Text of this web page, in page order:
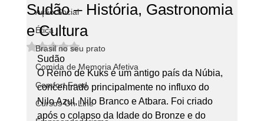
Ação Social
Ética
Brasil no seu prato
Comida de Memoria Afetiva
Comfort Food
Cursos On Line
Sudão – História, Gastronomia
e Cultura
Avaliado com NaN de 5 estrelas.
Sudão
O Reino de Kuks é um antigo país da Núbia,
concentrado principalmente no influxo do
Nilo Azul, Nilo Branco e Atbara. Foi criado
após o colapso da Idade do Bronze e do